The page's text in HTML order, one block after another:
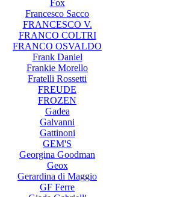
Fox
Francesco Sacco
FRANCESCO V.
FRANCO COLTRI
FRANCO OSVALDO
Frank Daniel
Frankie Morello
Fratelli Rossetti
FREUDE
FROZEN
Gadea
Galvanni
Gattinoni
GEM'S
Georgina Goodman
Geox
Gerardina di Maggio
GF Ferre